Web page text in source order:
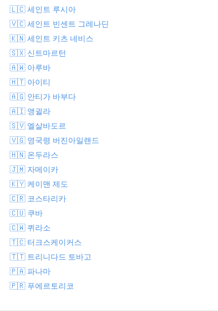
🇱🇨 세인트 루시아
🇻🇨 세인트 빈센트 그레나딘
🇰🇳 세인트 키츠 네비스
🇸🇽 신트마르턴
🇦🇼 아루바
🇭🇹 아이티
🇦🇬 안티가 바부다
🇦🇮 앵귈라
🇸🇻 엘살바도르
🇻🇬 영국령 버진아일랜드
🇭🇳 온두라스
🇯🇲 자메이카
🇰🇾 케이맨 제도
🇨🇷 코스타리카
🇨🇺 쿠바
🇨🇼 퀴라소
🇹🇨 터크스케이커스
🇹🇹 트리니다드 토바고
🇵🇦 파나마
🇵🇷 푸에르토리코